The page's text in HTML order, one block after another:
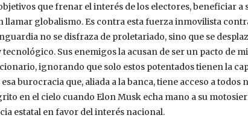
que frenar el interés de los electores, beneficiar a
llamar globalismo. Es contra esta fuerza inmovilista
no se disfraza de proletariado, sino que se
Sus enemigos la acusan de ser un pacto de
ignorando que solo estos potentados tienen la
burocracia que, aliada a la banca, tiene acceso a
en el cielo cuando Elon Musk echa mano a su
estatal en favor del interés nacional.